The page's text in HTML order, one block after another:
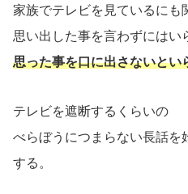
家族でテレビを見ているにも
思い出した事を言わずにはい
思った事を口に出さないとい
テレビを遮断するくらいの
べらぼうにつまらない長話を
する。